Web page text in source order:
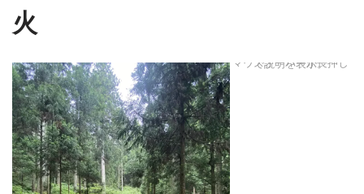
へ
キ
ッ
プ
火
マウスオーバーか長押しで説明を表示。